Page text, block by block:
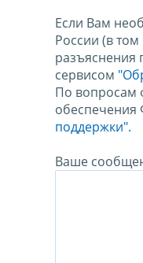
Если Вам
России (в
разъяснения
сервисом
По вопросам
обеспечения
поддержки".
Ваше